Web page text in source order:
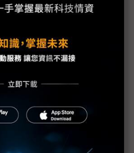
齊發 華碩、台積電站台助陣
打造IAE智慧停車方案
液冷、氣冷散熱方案齊發
台 劉揚偉再推「3+3+3=∞」新
言針鋒 藉COMPUTEX守穩小